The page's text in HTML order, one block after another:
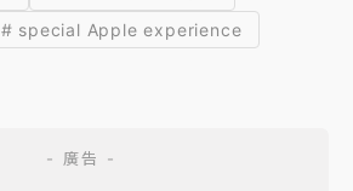
# special Apple experience